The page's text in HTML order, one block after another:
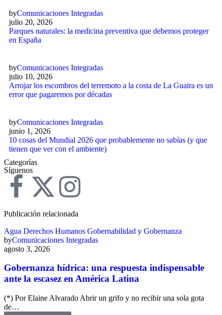
byComunicaciones Integradas
julio 20, 2026
Parques naturales: la medicina preventiva que debemos proteger
en España
byComunicaciones Integradas
julio 10, 2026
Arrojar los escombros del terremoto a la costa de La Guaira es un
error que pagaremos por décadas
byComunicaciones Integradas
junio 1, 2026
10 cosas del Mundial 2026 que probablemente no sabías (y que
tienen que ver con el ambiente)
Categorías
Síguenos
Publicación relacionada
Agua Derechos Humanos Gobernabilidad y Gobernanza
byComunicaciones Integradas
agosto 3, 2026
Gobernanza hídrica: una respuesta indispensable
ante la escasez en América Latina
(*) Por Elaine Alvarado Abrir un grifo y no recibir una sola gota
de…